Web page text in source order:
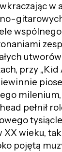
w
wspólnego
przy „Kid
pełnił
XX wieku,
pojętą